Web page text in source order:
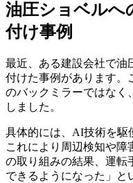
油圧ショベルへ
付け事例
最近、ある建設会社で油
付けた事例があります。
のバックミラーではなく
しました。
具体的には、AI技術を駆
これにより周辺検知や障
の取り組みの結果、運転
できるようになった」と